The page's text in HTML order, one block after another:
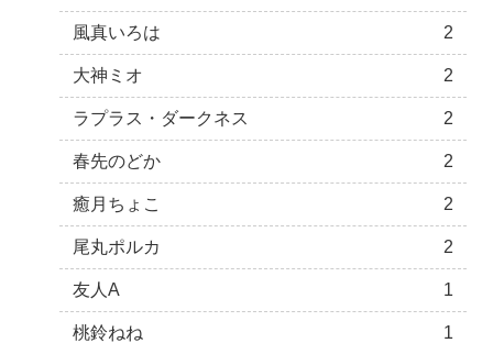
風真いろは 2
大神ミオ 2
ラプラス・ダークネス 2
春先のどか 2
癒月ちょこ 2
尾丸ポルカ 2
友人A 1
桃鈴ねね 1